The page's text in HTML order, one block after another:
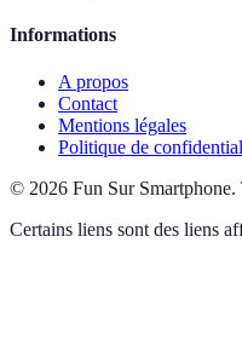
Informations
A propos
Contact
Mentions légales
Politique de
© 2026 Fun Sur Smartphone.
Certains liens sont des liens